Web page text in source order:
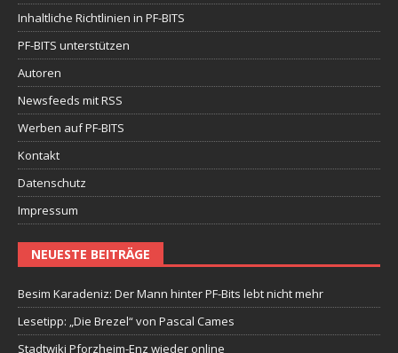
Inhaltliche Richtlinien in PF-BITS
PF-BITS unterstützen
Autoren
Newsfeeds mit RSS
Werben auf PF-BITS
Kontakt
Datenschutz
Impressum
NEUESTE BEITRÄGE
Besim Karadeniz: Der Mann hinter PF-Bits lebt nicht mehr
Lesetipp: „Die Brezel“ von Pascal Cames
Stadtwiki Pforzheim-Enz wieder online